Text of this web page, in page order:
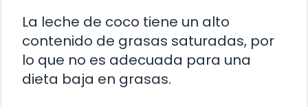
La leche de coco tiene un alto
contenido de grasas saturadas, por
lo que no es adecuada para una
dieta baja en grasas.